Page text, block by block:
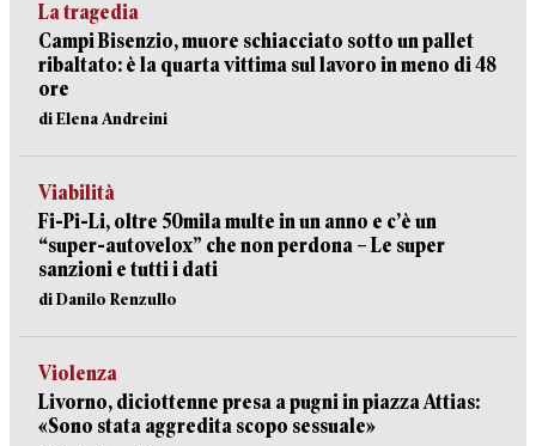
La tragedia
Campi Bisenzio, muore schiacciato sotto un pallet
ribaltato: è la quarta vittima sul lavoro in meno di 48
ore
di Elena Andreini
Viabilità
Fi-Pi-Li, oltre 50mila multe in un anno e c’è un
“super-autovelox” che non perdona – Le super
sanzioni e tutti i dati
di Danilo Renzullo
Violenza
Livorno, diciottenne presa a pugni in piazza Attias:
«Sono stata aggredita scopo sessuale»